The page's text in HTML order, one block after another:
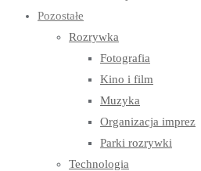
Pozostałe
Rozrywka
Fotografia
Kino i film
Muzyka
Organizacja imprez
Parki rozrywki
Technologia